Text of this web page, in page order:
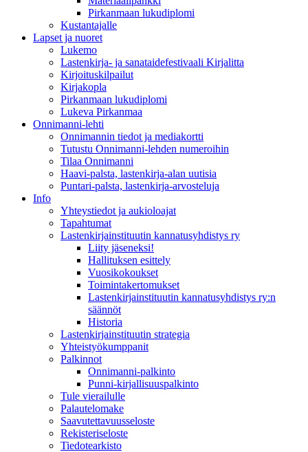
Pirkanmaan lukudiplomi
Kustantajalle
Lapset ja nuoret
Lukemo
Lastenkirja- ja sanataidefestivaali Kirjalitta
Kirjoituskilpailut
Kirjakopla
Pirkanmaan lukudiplomi
Lukeva Pirkanmaa
Onnimanni-lehti
Onnimannin tiedot ja mediakortti
Tutustu Onnimanni-lehden numeroihin
Tilaa Onnimanni
Haavi-palsta, lastenkirja-alan uutisia
Puntari-palsta, lastenkirja-arvosteluja
Info
Yhteystiedot ja aukioloajat
Tapahtumat
Lastenkirjainstituutin kannatusyhdistys ry
Liity jäseneksi!
Hallituksen esittely
Vuosikokoukset
Toimintakertomukset
Lastenkirjainstituutin kannatusyhdistys ry:n
säännöt
Historia
Lastenkirjainstituutin strategia
Yhteistyökumppanit
Palkinnot
Onnimanni-palkinto
Punni-kirjallisuuspalkinto
Tule vierailulle
Palautelomake
Saavutettavuusseloste
Rekisteriseloste
Tiedotearkisto